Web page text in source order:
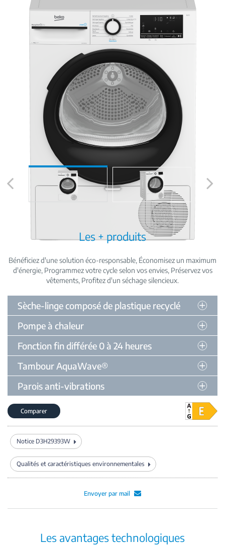
Les + produits
Bénéficiez d'une solution éco-responsable Économisez un maximum
d'énergie Programmez votre cycle selon vos envies Préservez vos
vêtements Profitez d'un séchage silencieux
Sèche-linge composé de plastique recyclé
Pompe à chaleur
Fonction fin différée 0 à 24 heures
Tambour AquaWave®
Parois anti-vibrations
Comparer
Notice D3H29393W
Qualités et caractéristiques environnementales
Envoyer par mail
Les avantages technologiques